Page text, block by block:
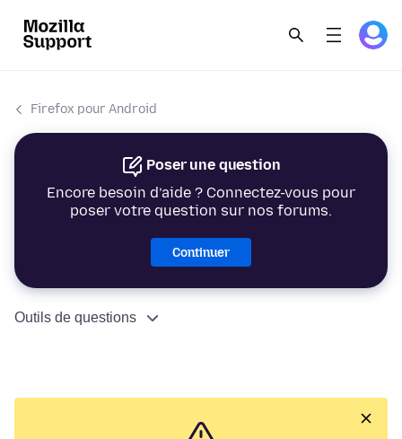
Firefox pour Android
Poser une question
Encore besoin d’aide ? Connectez-vous pour
poser votre question sur nos forums.
Continuer
Outils de questions